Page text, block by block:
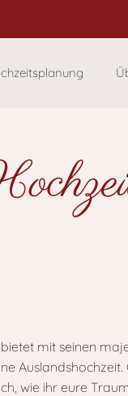
mit seinen
Auslandshochzeit.
wie ihr eure